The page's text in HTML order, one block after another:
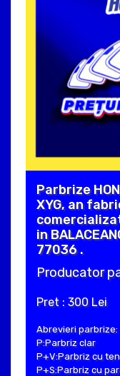
Parbrize
XYG, an
in
77036 .
Producator
Pret : 300 Lei
Abrevieri parbrize:
P:Parbriz clar
P+V:Parbriz cu
P+S:Parbriz cu